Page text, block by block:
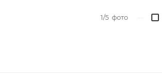
1/5 фото